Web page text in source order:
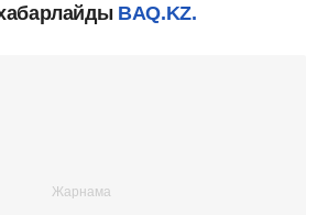
BAQ.KZ.